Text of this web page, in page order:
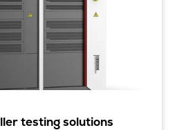
testing solutions